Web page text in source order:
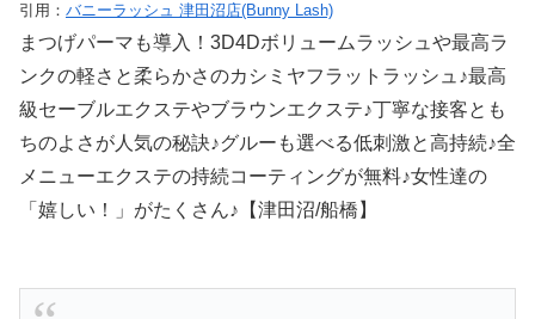
引用： バニーラッシュ 津田沼店(Bunny Lash)
まつげパーマも導入！3D4Dボリュームラッシュや最高ラ
ンクの軽さと柔らかさのカシミヤフラットラッシュ♪最高
級セーブルエクステやブラウンエクステ♪丁寧な接客とも
ちのよさが人気の秘訣♪グルーも選べる低刺激と高持続♪全
メニューエクステの持続コーティングが無料♪女性達の
「嬉しい！」がたくさん♪【津田沼/船橋】